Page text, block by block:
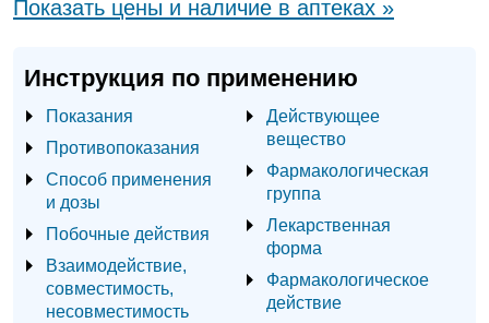
Показать цены и наличие в аптеках »
Инструкция по применению
Показания
Противопоказания
Способ применения
и дозы
Побочные действия
Взаимодействие,
совместимость,
несовместимость
Действующее
вещество
Фармакологическая
группа
Лекарственная
форма
Фармакологическое
действие